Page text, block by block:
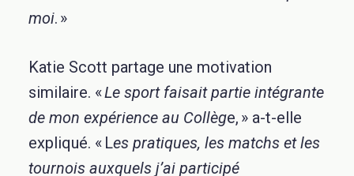
moi. »
Katie Scott partage une motivation
similaire. «Le sport faisait partie intégrante
de mon expérience au Collège, » a-t-elle
expliqué. « Les pratiques, les matchs et les
tournois auxquels j’ai participé